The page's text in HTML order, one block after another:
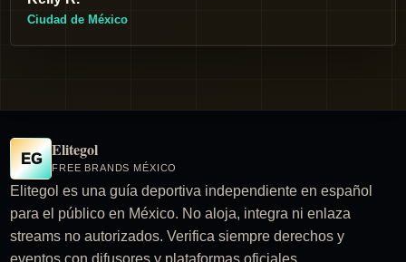
Ciudad de México
EG Elitegol
FREE BRANDS MÉXICO
Elitegol es una guía deportiva independiente en español
para el público en México. No aloja, integra ni enlaza
streams no autorizados. Verifica siempre derechos y
eventos con difusores y plataformas oficiales.